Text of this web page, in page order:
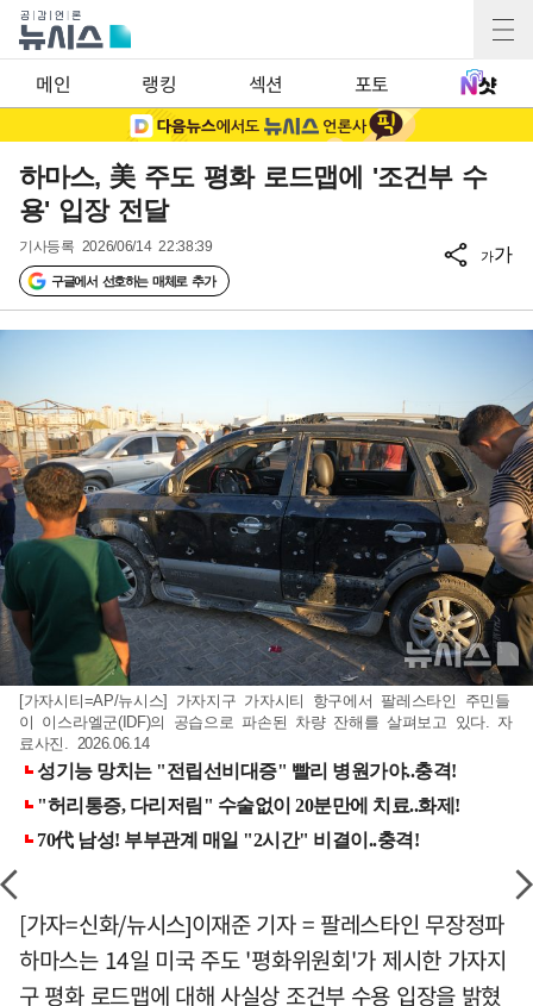
메인 랭킹 섹션 포토
하마스, 美 주도 평화 로드맵에 '조건부 수
용' 입장 전달
기사등록 2026/06/14 22:38:39
구글에서 선호하는 매체로 추가
가가
[가자시티=AP/뉴시스] 가자지구 가자시티 항구에서 팔레스타인 주민들
이 이스라엘군(IDF)의 공습으로 파손된 차량 잔해를 살펴보고 있다. 자
료사진. 2026.06.14
[가자=신화/뉴시스]이재준 기자 = 팔레스타인 무장정파
하마스는 14일 미국 주도 '평화위원회'가 제시한 가자지
구 평화 로드맵에 대해 사실상 조건부 수용 입장을 밝혔